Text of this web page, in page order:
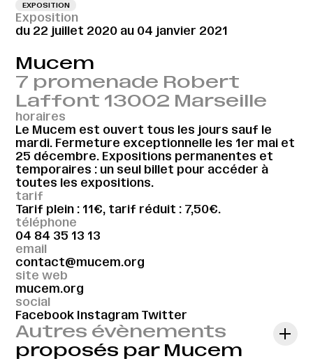
EXPOSITION
Exposition
du 22 juillet 2020 au 04 janvier 2021
Mucem
7 promenade Robert
Laffont 13002 Marseille
horaires
Le Mucem est ouvert tous les jours sauf le
mardi. Fermeture exceptionnelle les 1er mai et
25 décembre. Expositions permanentes et
temporaires : un seul billet pour accéder à
toutes les expositions.
tarif
Tarif plein : 11€, tarif réduit : 7,50€.
téléphone
04 84 35 13 13
email
contact@mucem.org
site web
mucem.org
social
Facebook Instagram Twitter
Autres évènements
proposés par Mucem